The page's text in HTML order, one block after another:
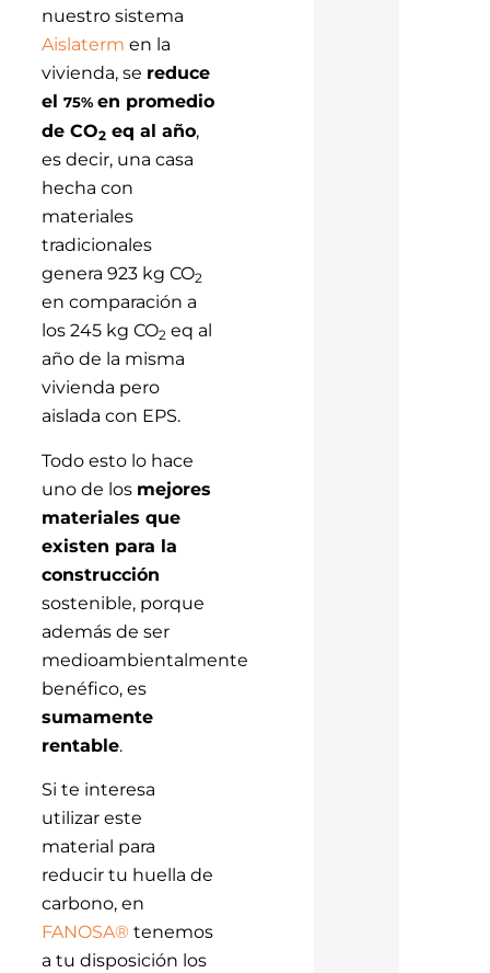
nuestro sistema
Aislaterm en la
vivienda, se reduce
el 75% en promedio
de CO2eq al año,
es decir, una casa
hecha con
materiales
tradicionales
genera 923 kg CO2
en comparación a
los 245 kg CO2 eq al
año de la misma
vivienda pero
aislada con EPS.
Todo esto lo hace
uno de los mejores
materiales que
existen para la
construcción
sostenible, porque
además de ser
medioambientalmente
benéfico, es
sumamente
rentable.
Si te interesa
utilizar este
material para
reducir tu huella de
carbono, en
FANOSA® tenemos
a tu disposición los